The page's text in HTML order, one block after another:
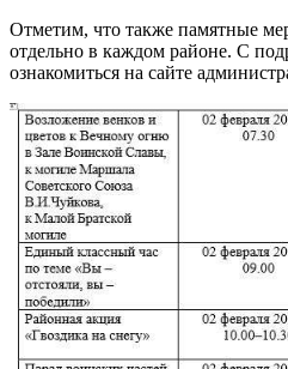
Отметим, что также памятные
отдельно в каждом районе. С
ознакомиться на сайте